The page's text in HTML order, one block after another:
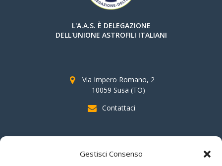
Gestisci Consenso
L'A.A.S. È DELEGAZIONE
DELL'UNIONE ASTROFILI ITALIANI
Via Impero Romano, 2
10059 Susa (TO)
Contattaci
SOSTIENI AAS